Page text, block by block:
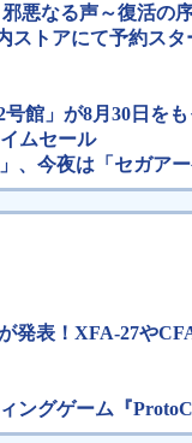
悪なる声～復活の
トアにて予約スタ
館」が8月30日を
ムセール
、今夜は「セガア
発表！XFA-27や
ングゲーム『